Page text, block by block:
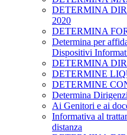
DETERMINA
2020
DETERMINA
Determina per
Dispositivi
DETERMINA
DETERMINE
DETERMINE
Determina
Ai Genitori e ai
Informativa al
distanza